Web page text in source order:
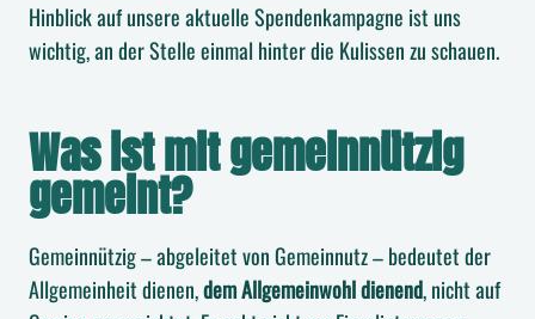
Hinblick auf unsere aktuelle Spendenkampagne ist uns
wichtig, an der Stelle einmal hinter die Kulissen zu schauen.
Was ist mit gemeinnützig
gemeint?
Gemeinnützig – abgeleitet von Gemeinnutz – bedeutet der
Allgemeinheit dienen,dem Allgemeinwohl dienend, nicht auf